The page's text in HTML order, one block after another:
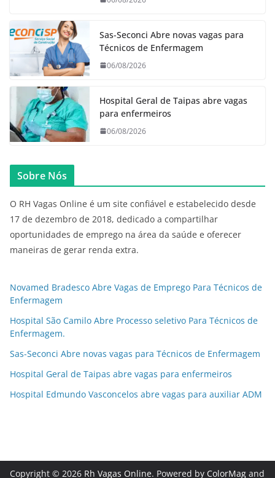
Sas-Seconci Abre novas vagas para
Técnicos de Enfermagem
06/08/2026
Hospital Geral de Taipas abre vagas
para enfermeiros
06/08/2026
Sobre Nós
O RH Vagas Online é um site confiável e estabelecido desde
17 de dezembro de 2018, dedicado a compartilhar
oportunidades de emprego na área da saúde e oferecer
maneiras de gerar renda extra.
Novamed Bradesco Abre Vagas de Emprego Para Técnicos de
Enfermagem
Hospital São Camilo Abre Processo seletivo Para Técnicos de
Enfermagem.
Sas-Seconci Abre novas vagas para Técnicos de Enfermagem
Hospital Geral de Taipas abre vagas para enfermeiros
Hospital Edmundo Vasconcelos abre vagas para auxiliar ADM
Copyright © 2026 Rh Vagas Online. Powered by ColorMag and